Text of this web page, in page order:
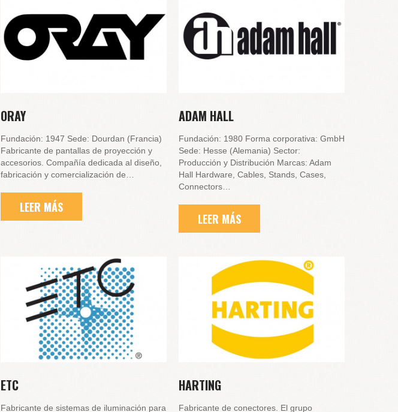
ORAY
Fundación: 1947 Sede: Dourdan (Francia)
Fabricante de pantallas de proyección y
accesorios. Compañía dedicada al diseño,
fabricación y comercialización de…
LEER MÁS
ADAM HALL
Fundación: 1980 Forma corporativa: GmbH
Sede: Hesse (Alemania) Sector:
Producción y Distribución Marcas: Adam
Hall Hardware, Cables, Stands, Cases,
Connectors…
LEER MÁS
ETC
Fabricante de sistemas de iluminación para
HARTING
Fabricante de conectores. El grupo